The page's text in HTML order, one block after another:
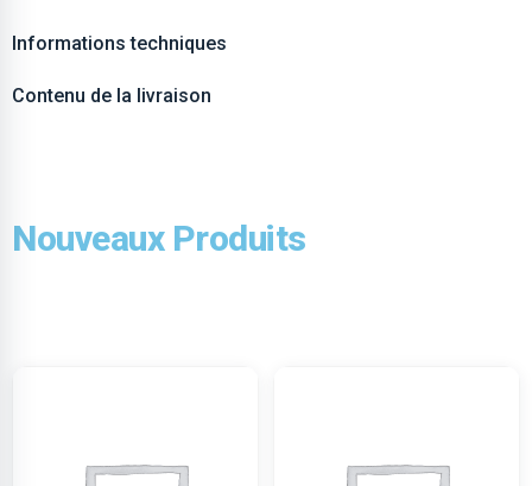
Informations techniques
Contenu de la livraison
Nouveaux Produits